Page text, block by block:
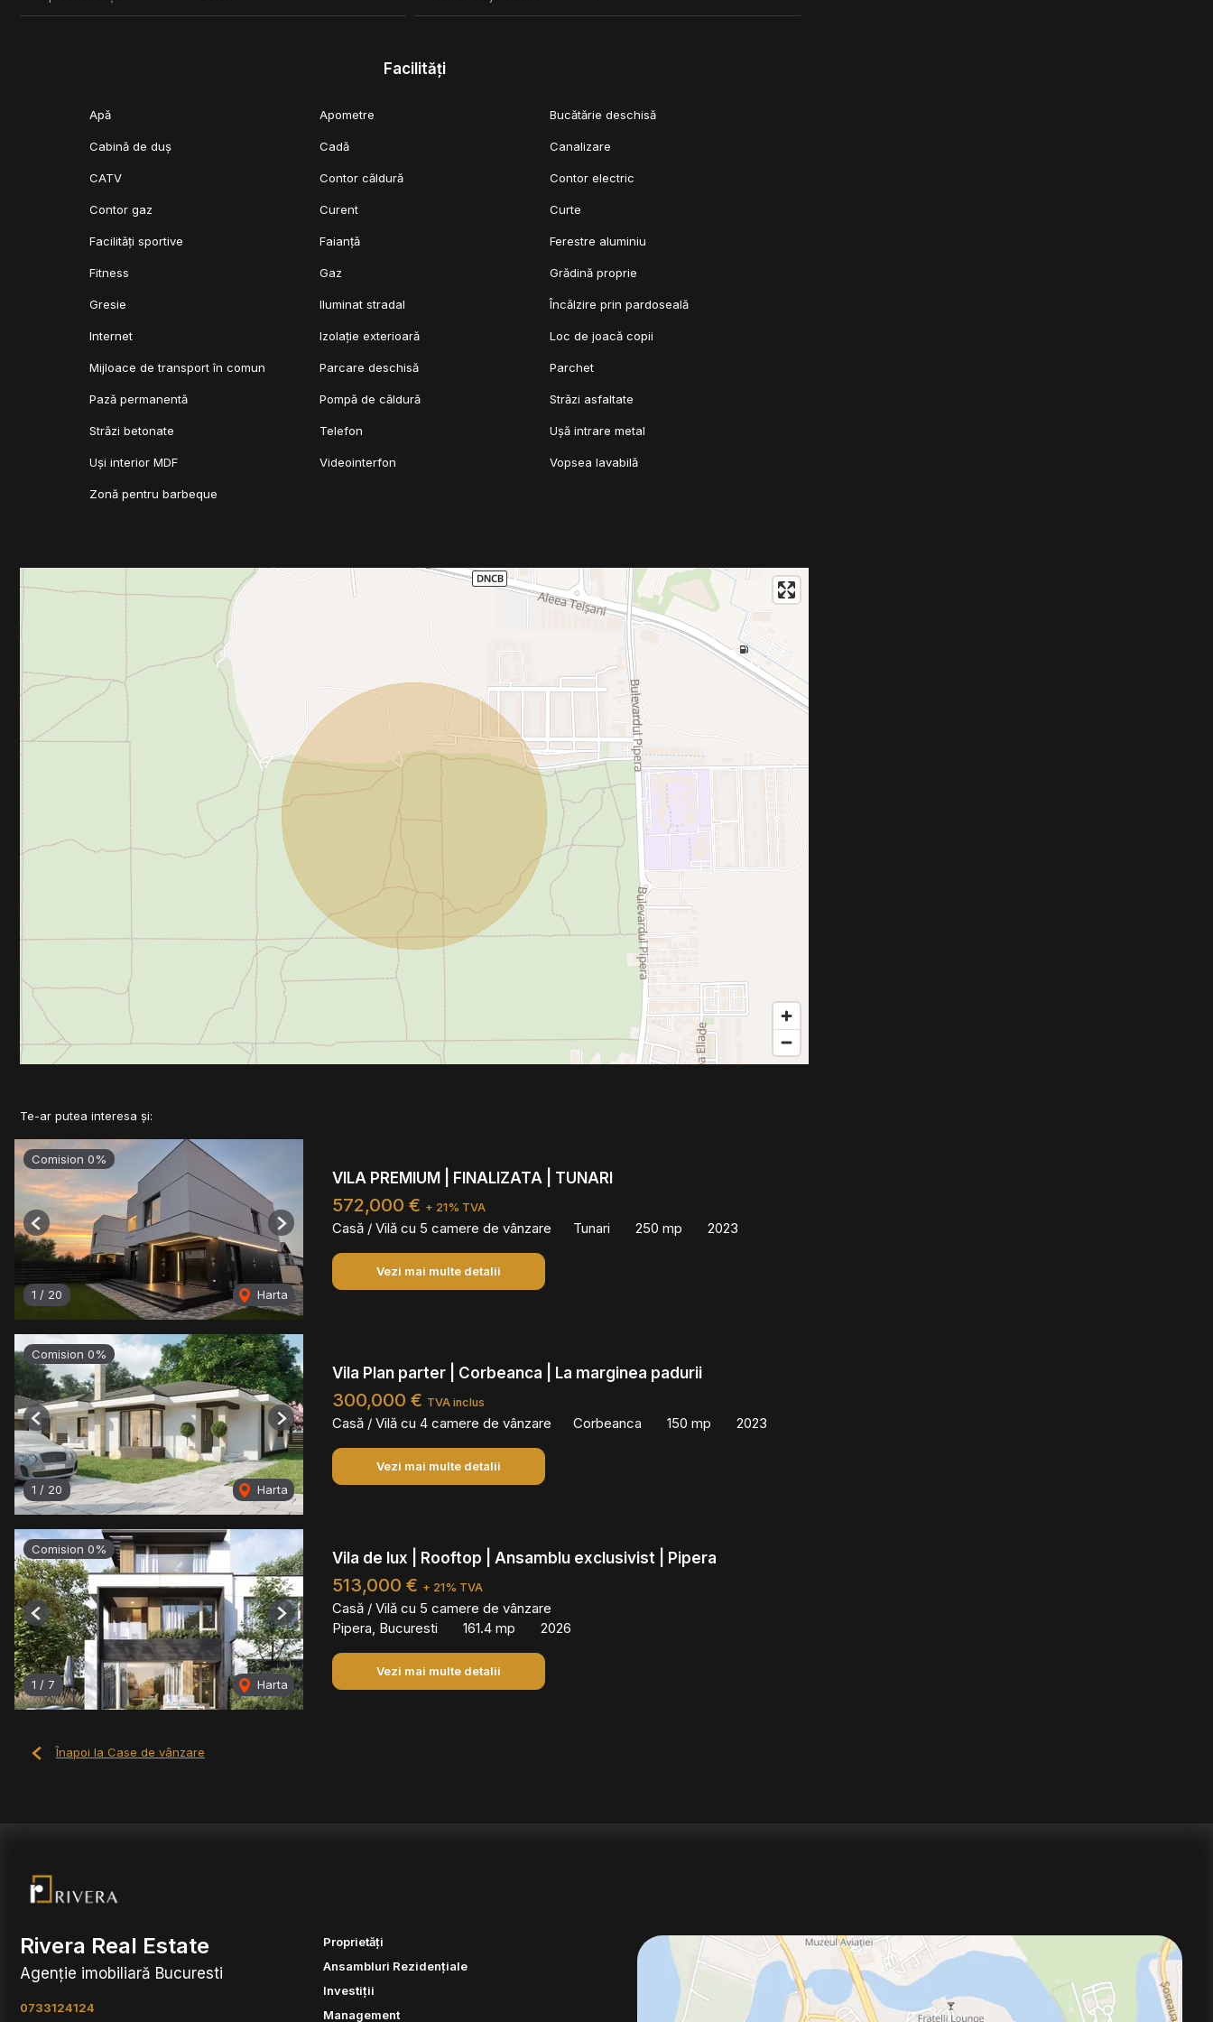
Ofertă specială:
- 30% la închiderea casei (fațada)
- 10% la semnarea CVC
Pentru detalii suplimentare, nu ezitați să ne contactați!
Comision 0%.
Facilități
Apă Apometre Bucătărie deschisă
Cabină de duș Cadă Canalizare
CATV Contor căldură Contor electric
Contor gaz Curent Curte
Facilități sportive Faianță Ferestre aluminiu
Fitness Gaz Grădină proprie
Gresie Iluminat stradal Încălzire prin pardoseală
Internet Izolație exterioară Loc de joacă copii
Mijloace de transport în comun Parcare deschisă Parchet
Pază permanentă Pompă de căldură Străzi asfaltate
Străzi betonate Telefon Ușă intrare metal
Uși interior MDF Videointerfon Vopsea lavabilă
Zonă pentru barbeque
Te-ar putea interesa și:
Comision 0%
1 / 20 Harta
Previous Next
VILA PREMIUM | FINALIZATA | TUNARI
572,000 € + 21% TVA
Casă / Vilă cu 5 camere de vânzare Tunari 250 mp 2023
Vezi mai multe detalii
Comision 0%
1 / 20 Harta
Previous Next
Vila Plan parter | Corbeanca | La marginea padurii
300,000 € TVA inclus
Casă / Vilă cu 4 camere de vânzare Corbeanca 150 mp 2023
Vezi mai multe detalii
Comision 0%
1 / 7 Harta
Previous Next
Vila de lux | Rooftop | Ansamblu exclusivist | Pipera
513,000 € + 21% TVA
Casă / Vilă cu 5 camere de vânzare
Pipera, Bucuresti
161.4 mp 2026
Vezi mai multe detalii
Înapoi la Case de vânzare
Rivera Real Estate
Agenție imobiliară Bucuresti
0733124124
Proprietăți
Ansambluri Rezidențiale
Investiții
Management